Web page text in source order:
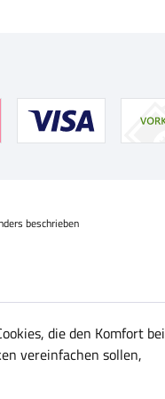
beschrieben
die den Komfort bei
vereinfachen sollen,